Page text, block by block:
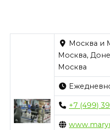
Москва и
Москва,
Москва
+7 (499)